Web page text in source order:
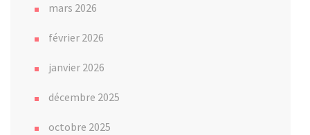
mars 2026
février 2026
janvier 2026
décembre 2025
octobre 2025